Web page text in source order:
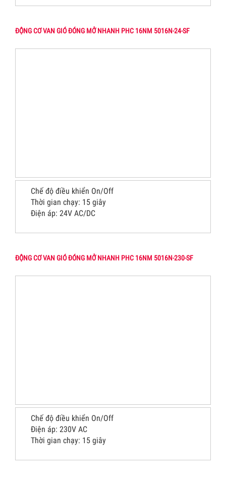
ĐỘNG CƠ VAN GIÓ ĐÓNG MỞ NHANH PHC 16NM 5016N-24-SF
Chế độ điều khiển On/Off
Thời gian chạy: 15 giây
Điện áp: 24V AC/DC
ĐỘNG CƠ VAN GIÓ ĐÓNG MỞ NHANH PHC 16NM 5016N-230-SF
Chế độ điều khiển On/Off
Điện áp: 230V AC
Thời gian chạy: 15 giây